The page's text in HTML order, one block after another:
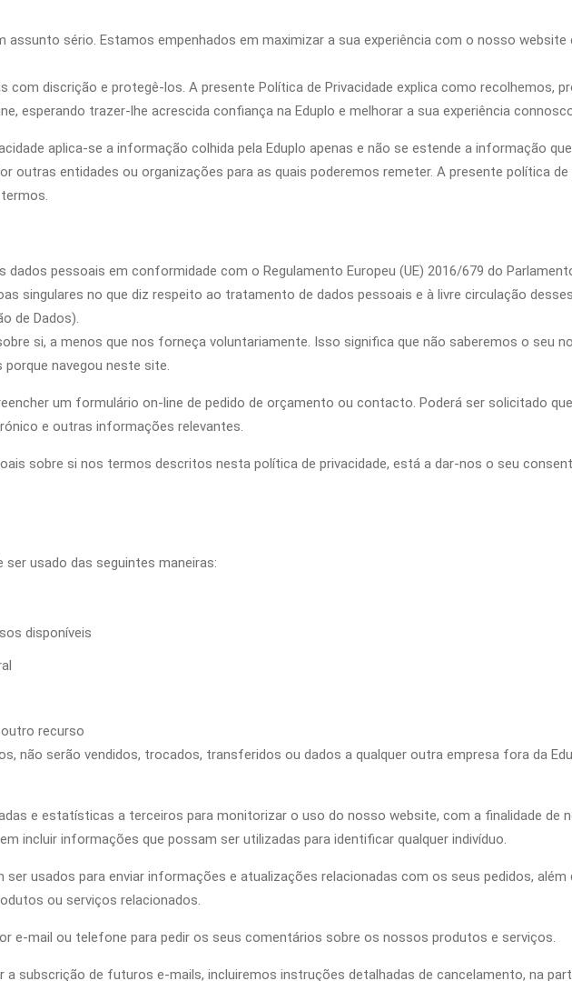
assunto sério. Estamos empenhados em maximizar a sua experiência com o nosso
discrição e protegê-los. A presente Política de Privacidade explica como recolhemos,
esperando trazer-lhe acrescida confiança na Eduplo e melhorar a sua experiência
aplica-se a informação colhida pela Eduplo apenas e não se estende a informação
entidades ou organizações para as quais poderemos remeter. A presente política de
pessoais em conformidade com o Regulamento Europeu (UE) 2016/679 do
singulares no que diz respeito ao tratamento de dados pessoais e à livre circulação
de Dados).
si, a menos que nos forneça voluntariamente. Isso significa que não saberemos o seu
navegou neste site.
um formulário on-line de pedido de orçamento ou contacto. Poderá ser solicitado
e outras informações relevantes.
sobre si nos termos descritos nesta política de privacidade, está a dar-nos o seu
usado das seguintes maneiras:
disponíveis
recurso
não serão vendidos, trocados, transferidos ou dados a qualquer outra empresa fora da
e estatísticas a terceiros para monitorizar o uso do nosso website, com a finalidade de
incluir informações que possam ser utilizadas para identificar qualquer indivíduo.
usados para enviar informações e atualizações relacionadas com os seus pedidos, além
ou serviços relacionados.
e-mail ou telefone para pedir os seus comentários sobre os nossos produtos e serviços.
a subscrição de futuros e-mails, incluiremos instruções detalhadas de cancelamento, na